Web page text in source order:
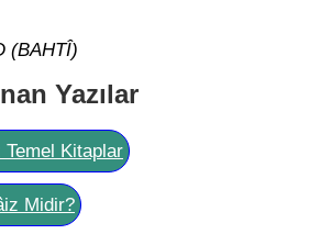
(BAHTÎ)
Yazılar
Kitaplar
Midir?